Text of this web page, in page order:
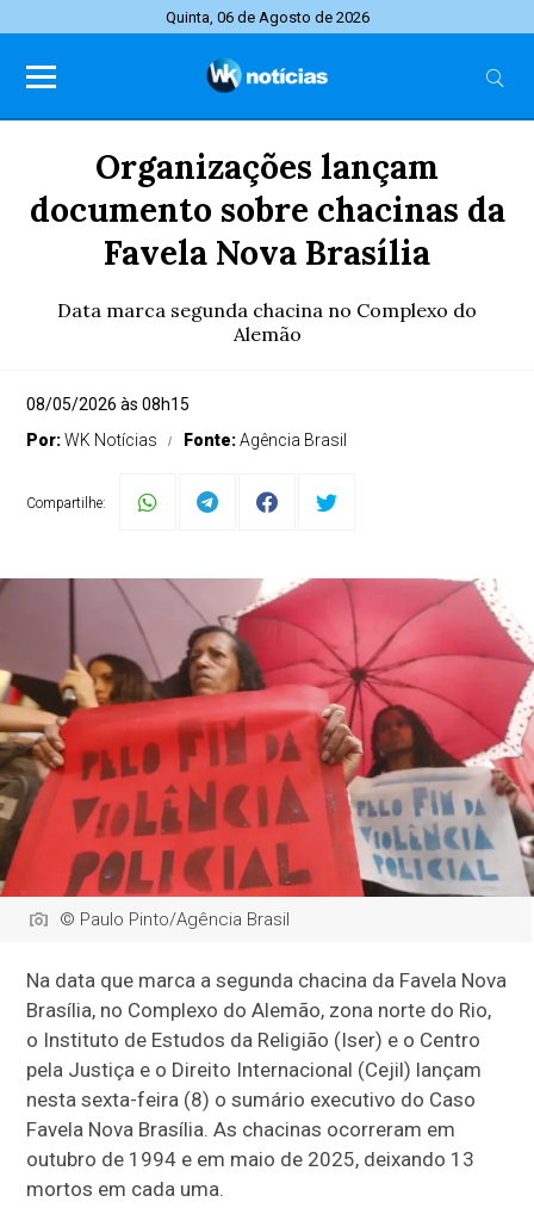
Quinta, 06 de Agosto de 2026
Organizações lançam
documento sobre chacinas da
Favela Nova Brasília
Data marca segunda chacina no Complexo do
Alemão
08/05/2026 às 08h15
Por:WK Notícias Fonte:Agência Brasil
Compartilhe:
© Paulo Pinto/Agência Brasil
Na data que marca a segunda chacina da Favela Nova
Brasília, no Complexo do Alemão, zona norte do Rio,
o Instituto de Estudos da Religião (Iser) e o Centro
pela Justiça e o Direito Internacional (Cejil) lançam
nesta sexta-feira (8) o sumário executivo do Caso
Favela Nova Brasília. As chacinas ocorreram em
outubro de 1994 e em maio de 2025, deixando 13
mortos em cada uma.